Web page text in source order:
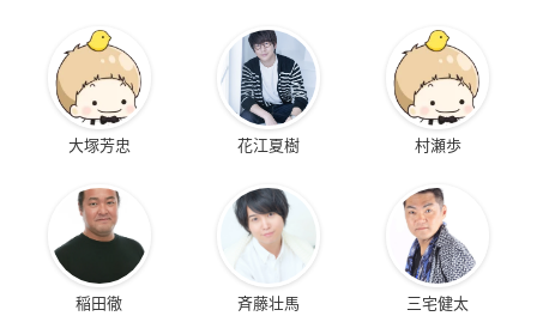
大塚芳忠 花江夏樹 村瀬歩
稲田徹 斉藤壮馬 三宅健太